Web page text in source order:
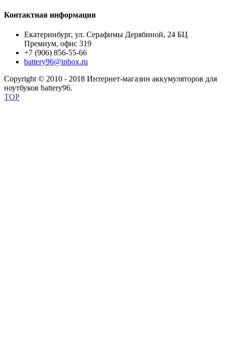
Контактная информация
Екатеринбург, ул. Серафимы Дерябиной, 24 БЦ
Премиум, офис 319
+7 (906) 856-55-66
battery96@inbox.ru
Copyright © 2010 - 2018 Интернет-магазин аккумуляторов для
ноутбуков battery96.
TOP